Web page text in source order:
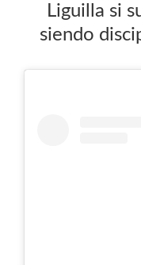
Liguilla si
siendo